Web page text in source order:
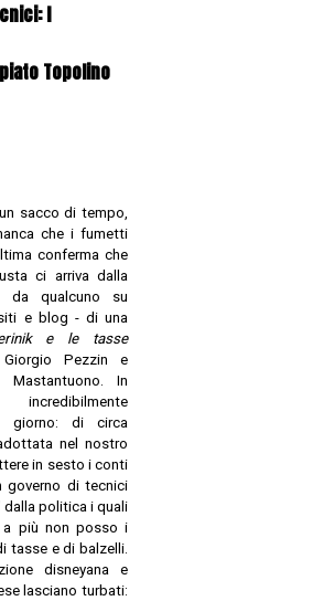
I
Topolino
sacco di tempo,
che i fumetti
conferma che
ci arriva dalla
da qualcuno su
e blog - di una
e le tasse
Pezzin e
Mastantuono. In
incredibilmente
giorno: di circa
nel nostro
in sesto i conti
governo di tecnici
dalla politica i quali
a più non posso i
tasse e di balzelli.
disneyana e
lasciano turbati: